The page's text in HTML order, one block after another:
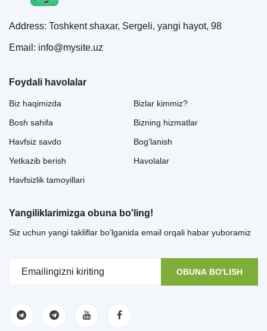
Address: Toshkent shaxar, Sergeli, yangi hayot, 98
Email: info@mysite.uz
Foydali havolalar
Biz haqimizda
Bosh sahifa
Havfsiz savdo
Yetkazib berish
Havfsizlik tamoyillari
Bizlar kimmiz?
Bizning hizmatlar
Bog'lanish
Havolalar
Yangiliklarimizga obuna bo'ling!
Siz uchun yangi takliflar bo'lganida email orqali habar yuboramiz
OBUNA BO'LISH